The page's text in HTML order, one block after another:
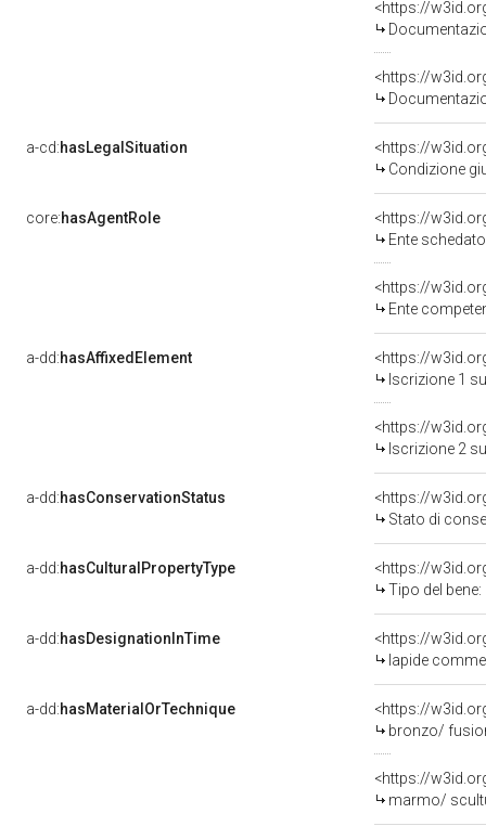
a-cd:hasLegalSituation
Condizione
core:hasAgentRole
<https://
Ente schedatore del bene
<https://
Ente competente
a-dd:hasAffixedElement
<https://
Iscrizione 1
<https://
Iscrizione 2
a-dd:hasConservationStatus
<https://
Stato di
a-dd:hasCulturalPropertyType
<https://
Tipo del
a-dd:hasDesignationInTime
lapide
a-dd:hasMaterialOrTechnique
<https://
bronzo/
<https://
marmo/